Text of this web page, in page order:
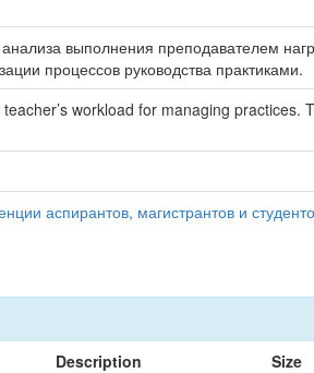
выполнения преподавателем
процессов руководства практиками.
workload for managing
аспирантов, магистрантов и
Description Size